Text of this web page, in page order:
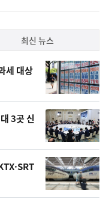
최신 뉴스
세 대상
3곳 신